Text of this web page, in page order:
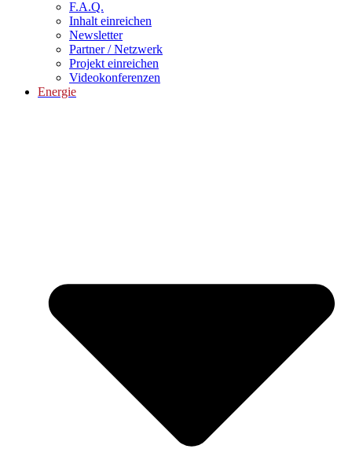
F.A.Q.
Inhalt einreichen
Newsletter
Partner / Netzwerk
Projekt einreichen
Videokonferenzen
Energie